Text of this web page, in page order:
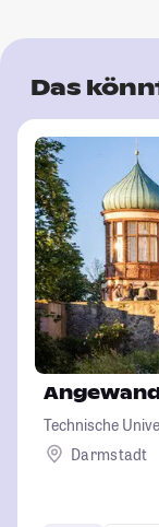
Das
Technische
Darmstadt